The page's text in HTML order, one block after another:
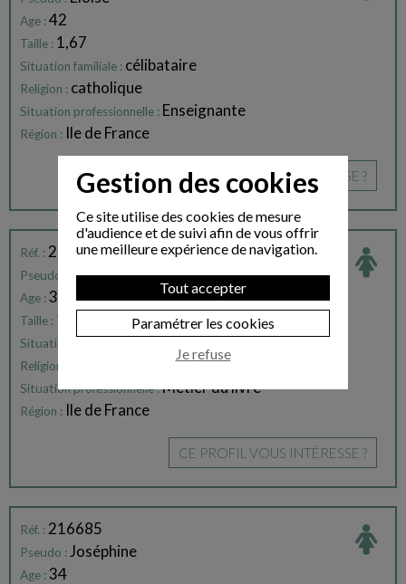
Age :42
Taille : 1,67
Situation familiale : célibataire
Religion : catholique
Situation professionnelle : Enseignante
Région : Ile de France
CE PROFIL VOUS INTÉRESSE ?
Réf. : 216083
Pseudo : Mahaut
Age :35
Taille : 1,60
Situation familiale : célibataire
Religion :
Situation professionnelle :Métier du livre
Région : Ile de France
CE PROFIL VOUS INTÉRESSE ?
Réf. : 216685
Pseudo : Joséphine
Age :34
Gestion des cookies
Ce site utilise des cookies de mesure
d'audience et de suivi afin de vous offrir
une meilleure expérience de navigation.
Tout accepter
Paramétrer les cookies
Je refuse